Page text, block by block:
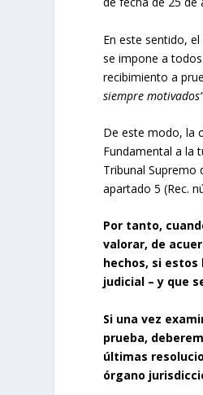
En este sentido, el
se impone a
recibimiento a
siempre
De este modo, la
Fundamental a la
Tribunal Supremo
apartado 5 (Rec.
Por tanto,
valorar, de
hechos, si
judicial – y que
Si una vez
prueba,
últimas
órgano